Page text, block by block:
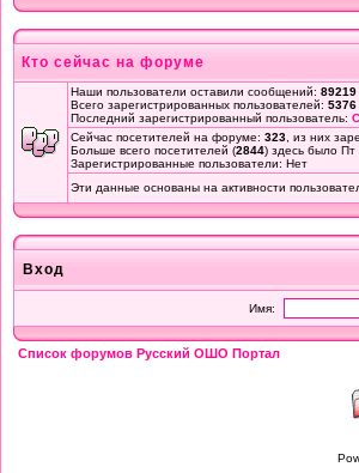
Кто сейчас на форуме
Наши пользователи оставили сообщений: 89219
Всего зарегистрированных пользователей: 5376
Последний зарегистрированный пользователь:
Сейчас посетителей на форуме: 323 , из них
Больше всего посетителей (2844) здесь было
Зарегистрированные пользователи: Нет
Эти данные основаны на активности
Вход
Имя:
Список форумов Русский ОШО Портал